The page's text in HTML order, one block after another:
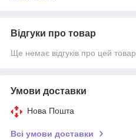
Відгуки про товар
Ще немає відгуків про цей товар
Умови доставки
Нова Пошта
Всі умови доставки